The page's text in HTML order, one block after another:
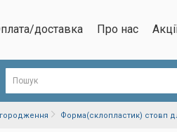
доставка Про нас
Форма(склопластик) стовп